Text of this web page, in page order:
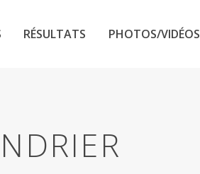
RÉSULTATS PHOTOS/VIDÉOS